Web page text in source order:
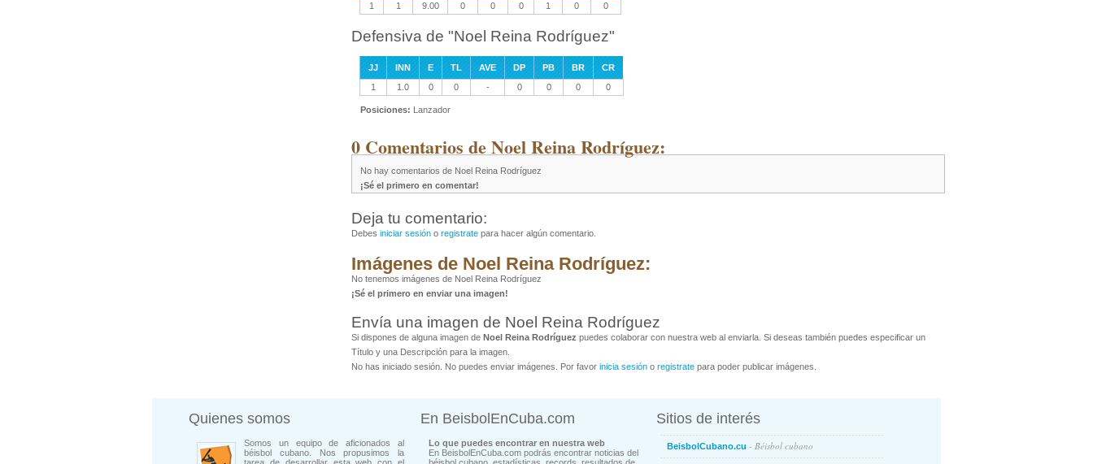
1
1 9.00 0 0 0 1 0 0
Defensiva de "Noel Reina Rodríguez"
JJ INN E TL AVE DP PB BR
CR
1
1.0 0 0 - 0 0 0 0
Posiciones: Lanzador
0 Comentarios de Noel Reina Rodríguez:
No hay comentarios de Noel Reina Rodríguez
¡Sé el primero en comentar!
Deja tu comentario:
Debes iniciar sesión o registrate para hacer algún comentario.
Imágenes de Noel Reina Rodríguez:
No tenemos imágenes de Noel Reina Rodríguez
¡Sé el primero en enviar una imagen!
Envía una imagen de Noel Reina Rodríguez
Si dispones de alguna imagen de Noel Reina Rodríguez puedes colaborar con nuestra web al enviarla. Si deseas también puedes especificar un
Título y una Descripción para la imagen.
No has iniciado sesión. No puedes enviar imágenes. Por favor inicia sesión o registrate para poder publicar imágenes.
Quienes somos
Somos un equipo de aficionados al
béisbol cubano. Nos propusimos la
En BeisbolEnCuba.com
Lo que puedes encontrar en nuestra web
En BeisbolEnCuba.com podrás encontrar noticias del
Sitios de interés
BeisbolCubano.cu - Béisbol cubano